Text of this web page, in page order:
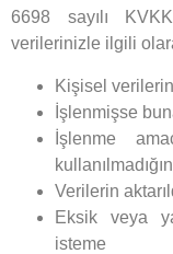
6698 sayılı
verilerinizle ilgili
Kişisel
İşlenmişse
İşlenme
Verilerin
Eksik veya
isteme